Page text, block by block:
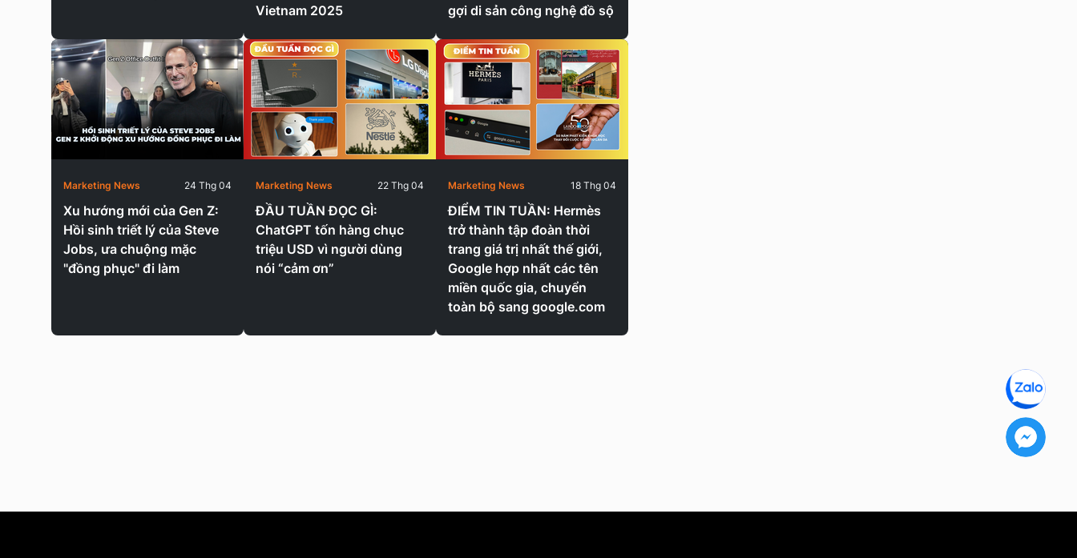
Vietnam 2025
gợi di sản công nghệ đồ sộ
Xu hướng mới của Gen Z:
Hồi sinh triết lý của Steve
Jobs, ưa chuộng mặc
"đồng phục" đi làm
Marketing News 24 Thg 04
ĐẦU TUẦN ĐỌC GÌ:
ChatGPT tốn hàng chục
triệu USD vì người dùng
nói “cảm ơn”
Marketing News 22 Thg 04
ĐIỂM TIN TUẦN: Hermès
trở thành tập đoàn thời
trang giá trị nhất thế giới,
Google hợp nhất các tên
miền quốc gia, chuyển
toàn bộ sang google.com
Marketing News 18 Thg 04